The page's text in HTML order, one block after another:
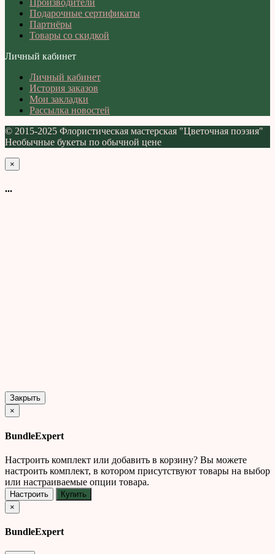
Производители
Подарочные сертификаты
Партнёры
Товары со скидкой
Личный кабинет
Личный кабинет
История заказов
Мои закладки
Рассылка новостей
© 2015-2025 Флористическая мастерская "Цветочная поэзия"
Необычные букеты по обычной цене
×
...
Закрыть
×
BundleExpert
Настроить комплект или добавить в корзину? Вы можете
настроить комплект, в котором присутствуют товары на выбор
или настраиваемые опции товара.
Настроить
Купить
×
BundleExpert